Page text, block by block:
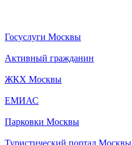
Госуслуги Москвы
Активный гражданин
ЖКХ Москвы
ЕМИАС
Парковки Москвы
Туристический портал Москвы